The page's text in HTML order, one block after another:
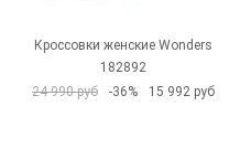
Кроссовки женские Wonders
182892
24 990 руб
-36% 15 992 руб